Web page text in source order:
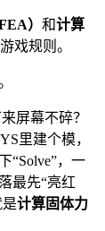
） 和计算
戏规则。
屏幕不碎？
里建个模，
“Solve”，一
最先“亮红
计算固体力